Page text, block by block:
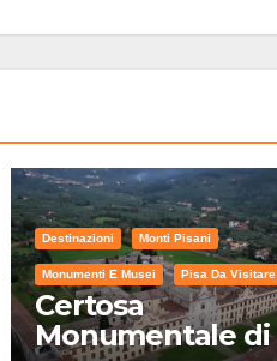
Destinazioni Monti Pisani
Monumenti E Musei Pisa Da Visitare
Certosa
Monumentale di